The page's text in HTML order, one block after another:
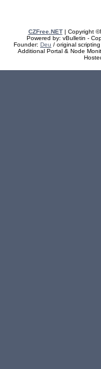
CZFree.NET| Copyright
Powered by: vBulletin -
Founder: Deu / original
Additional Portal & Node